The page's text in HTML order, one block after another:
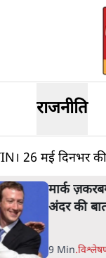
राजनीति
26 मई दिनभर
मार्क
अंदर की
9 Min.